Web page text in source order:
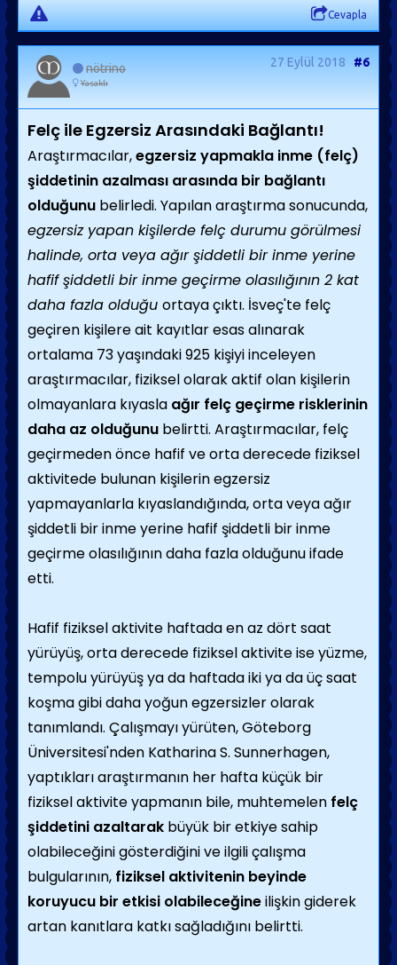
Cevapla
nötrino
Yasaklı
27 Eylül 2018 #6
Felç ile Egzersiz Arasındaki Bağlantı!
Araştırmacılar,egzersiz yapmakla inme (felç)
şiddetinin azalması arasında bir bağlantı
olduğunu belirledi. Yapılan araştırma sonucunda,
egzersiz yapan kişilerde felç durumu görülmesi
halinde, orta veya ağır şiddetli bir inme yerine
hafif şiddetli bir inme geçirme olasılığının 2 kat
daha fazla olduğu ortaya çıktı. İsveç'te felç
geçiren kişilere ait kayıtlar esas alınarak
ortalama 73 yaşındaki 925 kişiyi inceleyen
araştırmacılar, fiziksel olarak aktif olan kişilerin
olmayanlara kıyasla ağır felç geçirme risklerinin
daha az olduğunu belirtti. Araştırmacılar, felç
geçirmeden önce hafif ve orta derecede fiziksel
aktivitede bulunan kişilerin egzersiz
yapmayanlarla kıyaslandığında, orta veya ağır
şiddetli bir inme yerine hafif şiddetli bir inme
geçirme olasılığının daha fazla olduğunu ifade
etti.
Hafif fiziksel aktivite haftada en az dört saat
yürüyüş, orta derecede fiziksel aktivite ise yüzme,
tempolu yürüyüş ya da haftada iki ya da üç saat
koşma gibi daha yoğun egzersizler olarak
tanımlandı. Çalışmayı yürüten, Göteborg
Üniversitesi'nden Katharina S. Sunnerhagen,
yaptıkları araştırmanın her hafta küçük bir
fiziksel aktivite yapmanın bile, muhtemelen felç
şiddetini azaltarak büyük bir etkiye sahip
olabileceğini gösterdiğini ve ilgili çalışma
bulgularının, fiziksel aktivitenin beyinde
koruyucu bir etkisi olabileceğineilişkin giderek
artan kanıtlara katkı sağladığını belirtti.